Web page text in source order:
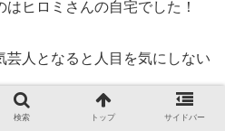
ヒロミさんの自宅でした！
芸人となると人目を気にしない
スとはこれまた意外な誘い方で
検索 トップ サイドバー